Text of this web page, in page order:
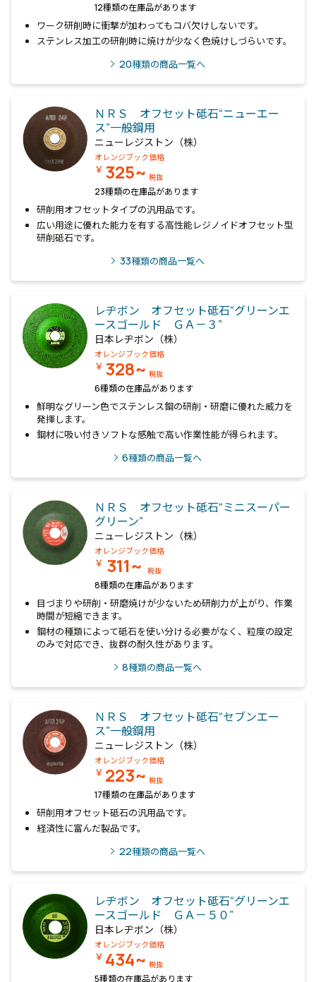
12種類の在庫品があります
ワーク研削時に衝撃が加わってもコバ欠けしないです。
ステンレス加工の研削時に焼けが少なく色焼けしづらいです。
20種類の商品一覧へ
ＮＲＳ オフセット砥石“ニューエー
ス”一般鋼用
ニューレジストン（株）
オレンジブック価格
￥ 325~ 税抜
23種類の在庫品があります
研削用オフセットタイプの汎用品です。
広い用途に優れた能力を有する高性能レジノイドオフセット型
研削砥石です。
33種類の商品一覧へ
レヂボン オフセット砥石“グリーンエ
ースゴールド ＧＡ－３”
日本レヂボン（株）
オレンジブック価格
￥ 328~ 税抜
6種類の在庫品があります
鮮明なグリーン色でステンレス鋼の研削・研磨に優れた威力を
発揮します。
鋼材に吸い付きソフトな感触で高い作業性能が得られます。
6種類の商品一覧へ
ＮＲＳ オフセット砥石“ミニスーパー
グリーン”
ニューレジストン（株）
オレンジブック価格
￥ 311~ 税抜
8種類の在庫品があります
目づまりや研削・研磨焼けが少ないため研削力が上がり、作業
時間が短縮できます。
鋼材の種類によって砥石を使い分ける必要がなく、粒度の設定
のみで対応でき、抜群の耐久性があります。
8種類の商品一覧へ
ＮＲＳ オフセット砥石“セブンエー
ス”一般鋼用
ニューレジストン（株）
オレンジブック価格
￥ 223~ 税抜
17種類の在庫品があります
研削用オフセット砥石の汎用品です。
経済性に富んだ製品です。
22種類の商品一覧へ
レヂボン オフセット砥石“グリーンエ
ースゴールド ＧＡ－５０”
日本レヂボン（株）
オレンジブック価格
￥ 434~ 税抜
5種類の在庫品があります